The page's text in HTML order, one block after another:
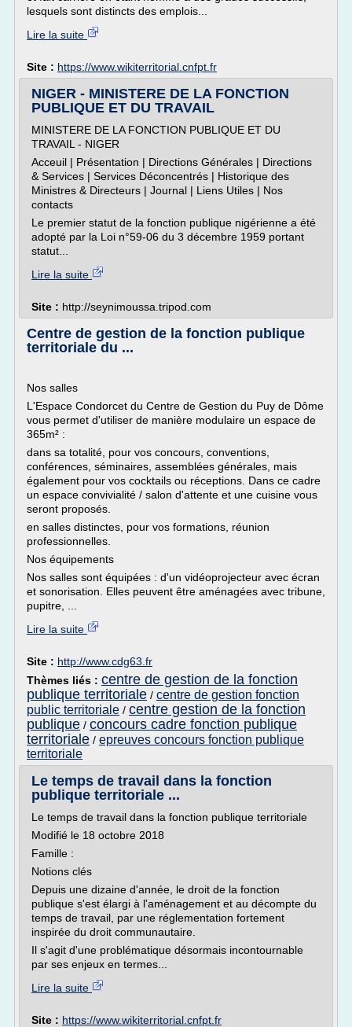
lesquels sont distincts des emplois...
Lire la suite
Site : https://www.wikiterritorial.cnfpt.fr
NIGER - MINISTERE DE LA FONCTION
PUBLIQUE ET DU TRAVAIL
MINISTERE DE LA FONCTION PUBLIQUE ET DU
TRAVAIL - NIGER
Acceuil | Présentation | Directions Générales | Directions
& Services | Services Déconcentrés | Historique des
Ministres & Directeurs | Journal | Liens Utiles | Nos
contacts
Le premier statut de la fonction publique nigérienne a été
adopté par la Loi n°59-06 du 3 décembre 1959 portant
statut...
Lire la suite
Site : http://seynimoussa.tripod.com
Centre de gestion de la fonction publique
territoriale du ...
Nos salles
L'Espace Condorcet du Centre de Gestion du Puy de Dôme
vous permet d'utiliser de manière modulaire un espace de
365m² :
dans sa totalité, pour vos concours, conventions,
conférences, séminaires, assemblées générales, mais
également pour vos cocktails ou réceptions. Dans ce cadre
un espace convivialité / salon d'attente et une cuisine vous
seront proposés.
en salles distinctes, pour vos formations, réunion
professionnelles.
Nos équipements
Nos salles sont équipées : d'un vidéoprojecteur avec écran
et sonorisation. Elles peuvent être aménagées avec tribune,
pupitre, ...
Lire la suite
Site : http://www.cdg63.fr
Thèmes liés : centre de gestion de la fonction
publique territoriale / centre de gestion fonction
public territoriale / centre gestion de la fonction
publique / concours cadre fonction publique
territoriale / epreuves concours fonction publique
territoriale
Le temps de travail dans la fonction
publique territoriale ...
Le temps de travail dans la fonction publique territoriale
Modifié le 18 octobre 2018
Famille :
Notions clés
Depuis une dizaine d'année, le droit de la fonction
publique s'est élargi à l'aménagement et au décompte du
temps de travail, par une réglementation fortement
inspirée du droit communautaire.
Il s'agit d'une problématique désormais incontournable
par ses enjeux en termes...
Lire la suite
Site : https://www.wikiterritorial.cnfpt.fr